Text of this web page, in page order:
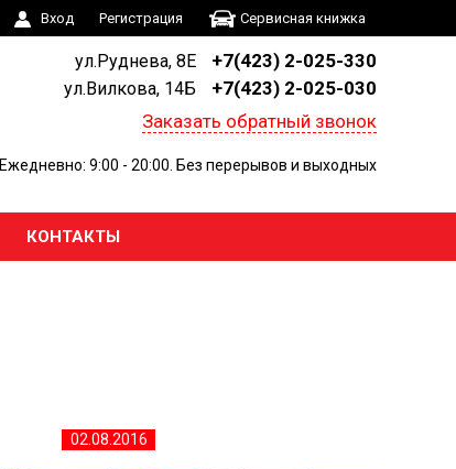
Вход Регистрация Сервисная книжка
ул.Руднева, 8Е +7(423) 2-025-330
ул.Вилкова, 14Б
+7(423) 2-025-030
Заказать обратный звонок
Ежедневно: 9:00 - 20:00. Без перерывов и выходных
КОНТАКТЫ
02.08.2016